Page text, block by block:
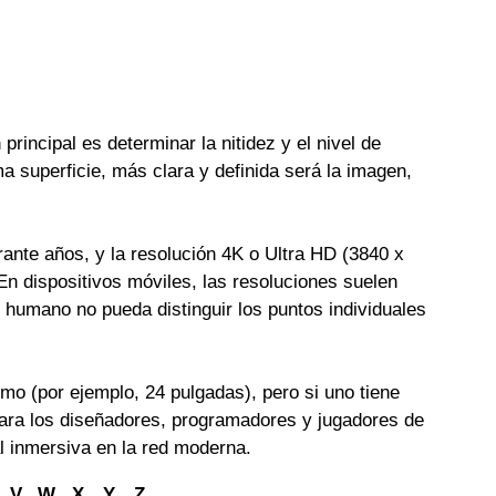
es determinar la nitidez y el nivel de
superficie, más clara y definida será la imagen,
años, y la resolución 4K o Ultra HD (3840 x
dispositivos móviles, las resoluciones suelen
no pueda distinguir los puntos individuales
(por ejemplo, 24 pulgadas), pero si uno tiene
los diseñadores, programadores y jugadores de
en la red moderna.